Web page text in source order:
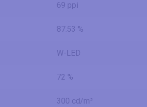
69 ppi
87.53 %
W-LED
72 %
300 cd/m²